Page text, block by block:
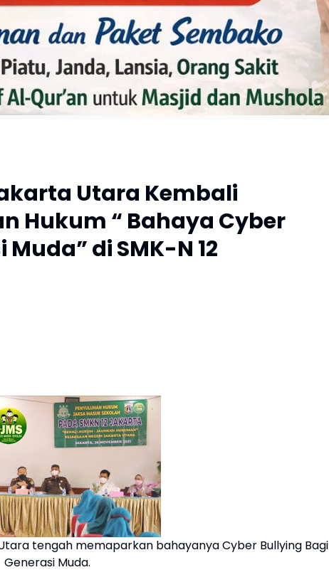
Utara Kembali
Hukum “ Bahaya Cyber
di SMK-N 12
tengah memaparkan bahayanya Cyber Bullying Bagi
Generasi Muda.